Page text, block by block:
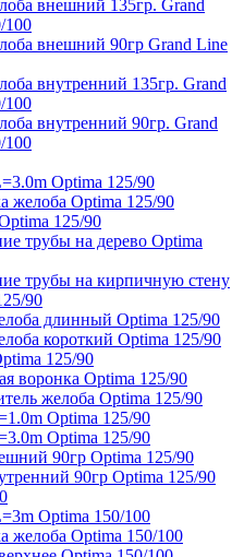
внешний 135гр. Grand
100
внешний 90гр Grand Line
внутренний 135гр. Grand
100
внутренний 90гр. Grand
100
Optima 125/90
желоба Optima 125/90
125/90
трубы на дерево Optima
трубы на кирпичную стену
90
длинный Optima 125/90
короткий Optima 125/90
125/90
воронка Optima 125/90
желоба Optima 125/90
Optima 125/90
Optima 125/90
90гр Optima 125/90
90гр Optima 125/90
Optima 150/100
желоба Optima 150/100